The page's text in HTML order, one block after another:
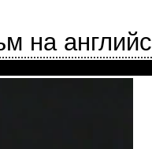
на